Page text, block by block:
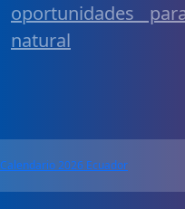
oportunidades
natural
Calendario 2026 Ecuador